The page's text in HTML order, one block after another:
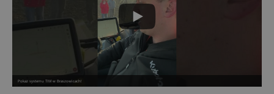
Pokaz systemu TIM w Braszowicach!